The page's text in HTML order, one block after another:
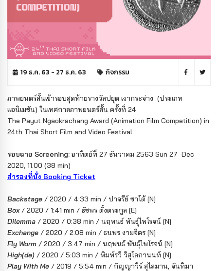
19 ธ.ค. 63 - 27 ธ.ค. 63 กิจกรรม
ภาพยนตร์สั้นเข้ารอบสุดท้ายรางวัลปยุต เงากระจ่าง (ประเภท
แอนิเมชัน) ในเทศกาลภาพยนตร์สั้น ครั้งที่ 24
The Payut Ngaokrachang Award (Animation Film Competition) in
24th Thai Short Film and Video Festival
รอบฉาย Screening: อาทิตย์ที่ 27 ธันวาคม 2563 Sun 27 Dec
2020, 11.00 (38 min)
สำรองที่นั่ง Booking Ticket
Backstage / 2020 / 4:33 min / ปาจรีย์ ซาโต้ [N]
Box/ 2020 / 1:41 min / ธัชพร ตั้งตระกูล [E]
Dilemma / 2020 / 0:38 min / นฤพนธ์ พันธุ์ไพโรจน์ [N]
Exchange / 2020 / 2:08 min / ธนพร งามจิตร [N]
Fly Worm / 2020 / 3:47 min / นฤพนธ์ พันธุ์ไพโรจน์ [N]
High(de) / 2020 / 5:03 min / พิมพ์รวี วิสุโลกานนท์ [N]
Play With Me / 2019 / 5:54 min / กัญญาวีร์ สุไลมาน, จันทิมา